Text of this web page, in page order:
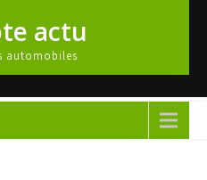
actu
automobiles